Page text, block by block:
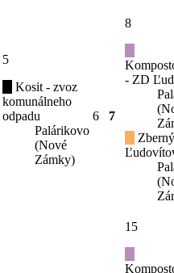
5
Kosit - zvoz
komunálneho
odpadu
Palárikovo
(Nové
Zámky)
6 7
8
- ZD
15